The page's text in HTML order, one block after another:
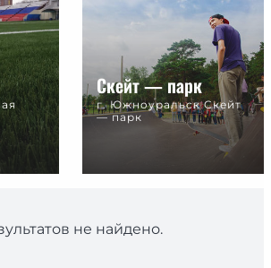
Скейт — парк
г. Южноуральск Cкейт
— парк
не найдено.